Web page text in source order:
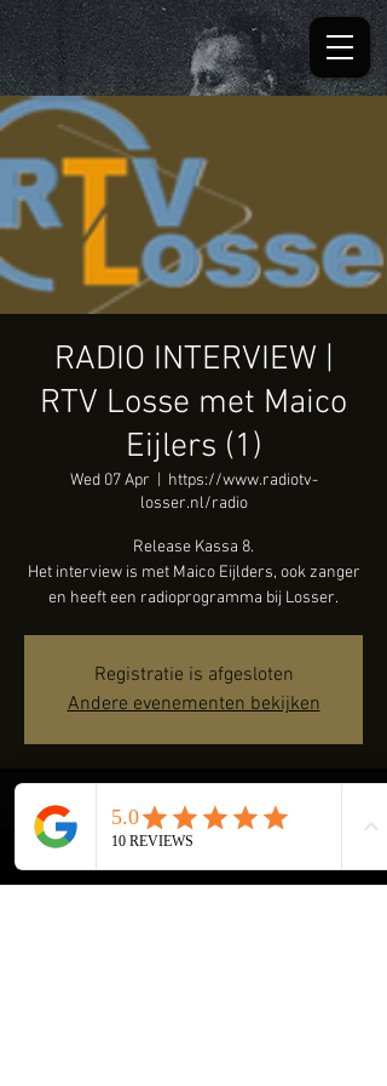
RADIO INTERVIEW |
RTV Losse met Maico
Eijlers (1)
Wed 07 Apr
https://www.radiotv-
losser.nl/radio
Release Kassa 8.
Het interview is met Maico Eijlders, ook zanger
en heeft een radioprogramma bij Losser.
Registratie is afgesloten
Andere evenementen bekijken
Time & Location
07 Apr 2021, 20:30
https://www.radiotv-losser.nl/radio